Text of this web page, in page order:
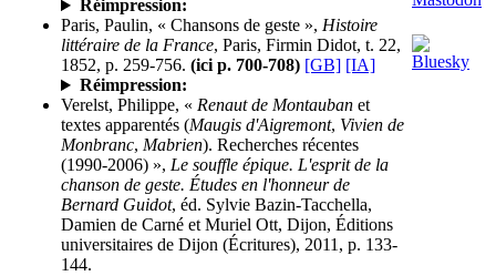
Réimpression:
Paris, Paulin, « Chansons de geste », Histoire
littéraire de la France, Paris, Firmin Didot, t. 22,
1852, p. 259-756. (ici p. 700-708) [GB] [IA]
Réimpression:
Verelst, Philippe, « Renaut de Montauban et
textes apparentés (Maugis d'Aigremont, Vivien de
Monbranc, Mabrien). Recherches récentes
(1990-2006) », Le souffle épique. L'esprit de la
chanson de geste. Études en l'honneur de
Bernard Guidot, éd. Sylvie Bazin-Tacchella,
Damien de Carné et Muriel Ott, Dijon, Éditions
universitaires de Dijon (Écritures), 2011, p. 133-
144.